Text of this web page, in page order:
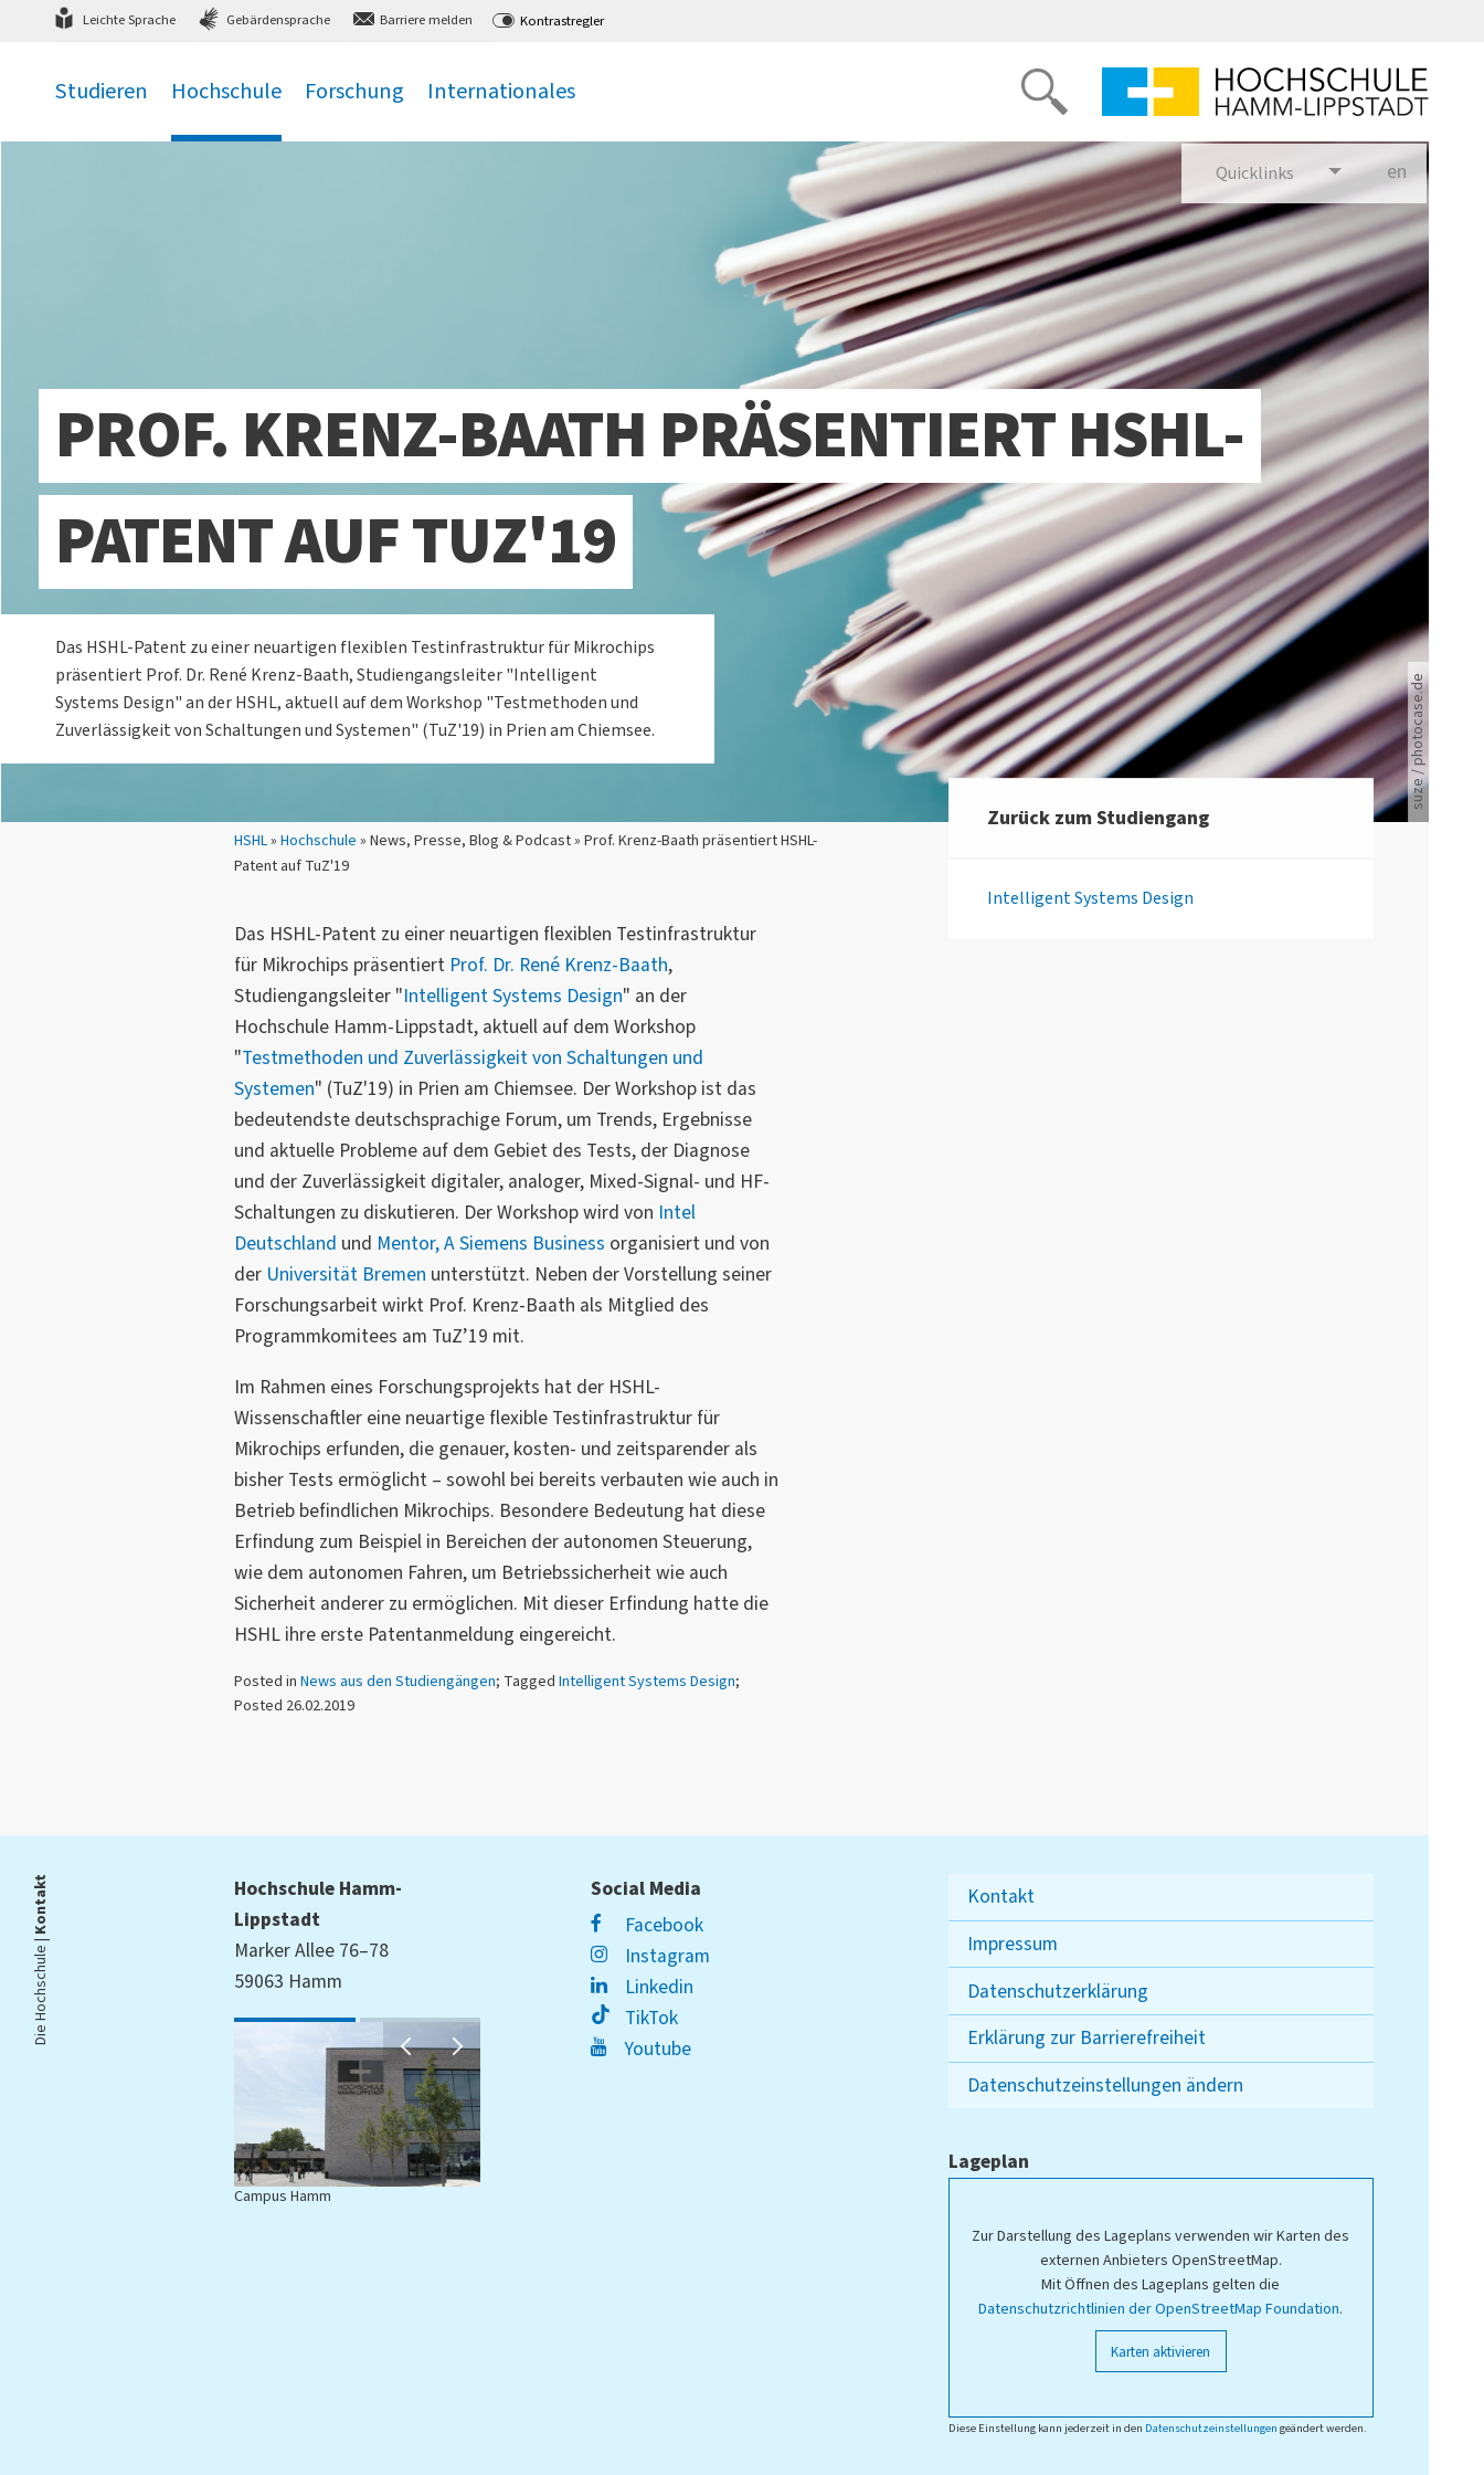
zum Hauptmenü zum Inhalt,
Leichte Sprache Gebärdensprache Barriere melden Kontrastregler
Studieren Hochschule Forschung Internationales
Quicklinks en glish
Sie sind hier:
HSHL» Hochschule » News, Presse, Blog & Podcast » Prof. Krenz-Baath präsentiert HSHL-
Patent auf TuZ'19
Viele Zeitungen.
suze / photocase.de
PROF. KRENZ-BAATH PRÄSENTIERT HSHL-
PATENT AUF TUZ'19
Das HSHL-Patent zu einer neuartigen flexiblen Testinfrastruktur für Mikrochips
präsentiert Prof. Dr. René Krenz-Baath, Studiengangsleiter "Intelligent
Systems Design" an der HSHL, aktuell auf dem Workshop "Testmethoden und
Zuverlässigkeit von Schaltungen und Systemen" (TuZ'19) in Prien am Chiemsee.
Das HSHL-Patent zu einer neuartigen flexiblen Testinfrastruktur
für Mikrochips präsentiert Prof. Dr. René Krenz-Baath,
Studiengangsleiter "Intelligent Systems Design" an der
Hochschule Hamm-Lippstadt, aktuell auf dem Workshop
"Testmethoden und Zuverlässigkeit von Schaltungen und
Systemen" (TuZ'19) in Prien am Chiemsee. Der Workshop ist das
bedeutendste deutschsprachige Forum, um Trends, Ergebnisse
und aktuelle Probleme auf dem Gebiet des Tests, der Diagnose
und der Zuverlässigkeit digitaler, analoger, Mixed-Signal- und HF-
Schaltungen zu diskutieren. Der Workshop wird von Intel
Deutschland und Mentor, A Siemens Business organisiert und von
der Universität Bremen unterstützt. Neben der Vorstellung seiner
Forschungsarbeit wirkt Prof. Krenz-Baath als Mitglied des
Programmkomitees am TuZ’19 mit.
Im Rahmen eines Forschungsprojekts hat der HSHL-
Wissenschaftler eine neuartige flexible Testinfrastruktur für
Mikrochips erfunden, die genauer, kosten- und zeitsparender als
bisher Tests ermöglicht – sowohl bei bereits verbauten wie auch in
Betrieb befindlichen Mikrochips. Besondere Bedeutung hat diese
Erfindung zum Beispiel in Bereichen der autonomen Steuerung,
wie dem autonomen Fahren, um Betriebssicherheit wie auch
Sicherheit anderer zu ermöglichen. Mit dieser Erfindung hatte die
HSHL ihre erste Patentanmeldung eingereicht.
Posted in News aus den Studiengängen; Tagged Intelligent Systems Design;
Posted 26.02.2019
Zurück zum Studiengang
Intelligent Systems Design
Die Hochschule |
Kontakt
Hochschule Hamm-
Lippstadt
Marker Allee 76–78
59063 Hamm
Campus Hamm
Social Media
Facebook
Instagram
Linkedin
TikTok
Youtube
Kontakt
Impressum
Datenschutzerklärung
Erklärung zur Barrierefreiheit
Datenschutzeinstellungen ändern
Lageplan
Zur Darstellung des Lageplans verwenden wir Karten des
externen Anbieters OpenStreetMap.
Mit Öffnen des Lageplans gelten die
Datenschutzrichtlinien der OpenStreetMap Foundation.
Karten aktivieren
Diese Einstellung kann jederzeit in den Datenschutzeinstellungen geändert werden.